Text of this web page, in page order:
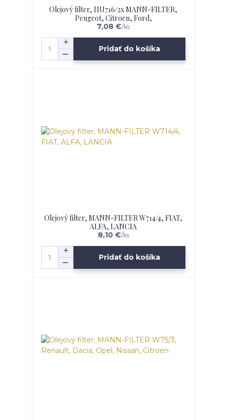
Olejový filter, HU716/2x MANN-FILTER,
Peugeot, Citroen, Ford,
7,08 €/ks
Pridať do košíka
Olejový filter, MANN-FILTER W714/4, FIAT,
ALFA, LANCIA
8,10 €/ks
Pridať do košíka